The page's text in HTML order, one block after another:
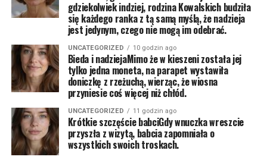
gdziekolwiek indziej, rodzina Kowalskich budziła
się każdego ranka z tą samą myślą, że nadzieja
jest jedynym, czego nie mogą im odebrać.
UNCATEGORIZED 10 godzin ago
Bieda i nadziejaMimo że w kieszeni została jej
tylko jedna moneta, na parapet wystawiła
doniczkę z rzeżuchą, wierząc, że wiosna
przyniesie coś więcej niż chłód.
UNCATEGORIZED 11 godzin ago
Krótkie szczęście babciGdy wnuczka wreszcie
przyszła z wizytą, babcia zapomniała o
wszystkich swoich troskach.